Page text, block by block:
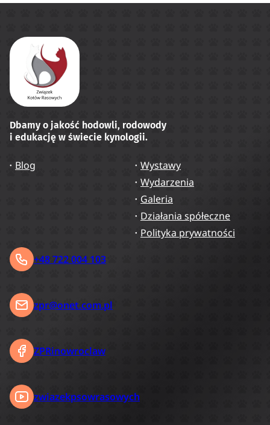
Dbamy o jakość hodowli, rodowody
i edukację w świecie kynologii.
Blog
Wystawy
Wydarzenia
Galeria
Działania spółeczne
Polityka prywatności
+48 722 004 103
zpr@onet.com.pl
ZPRinowroclaw
zwiazekpsowrasowych